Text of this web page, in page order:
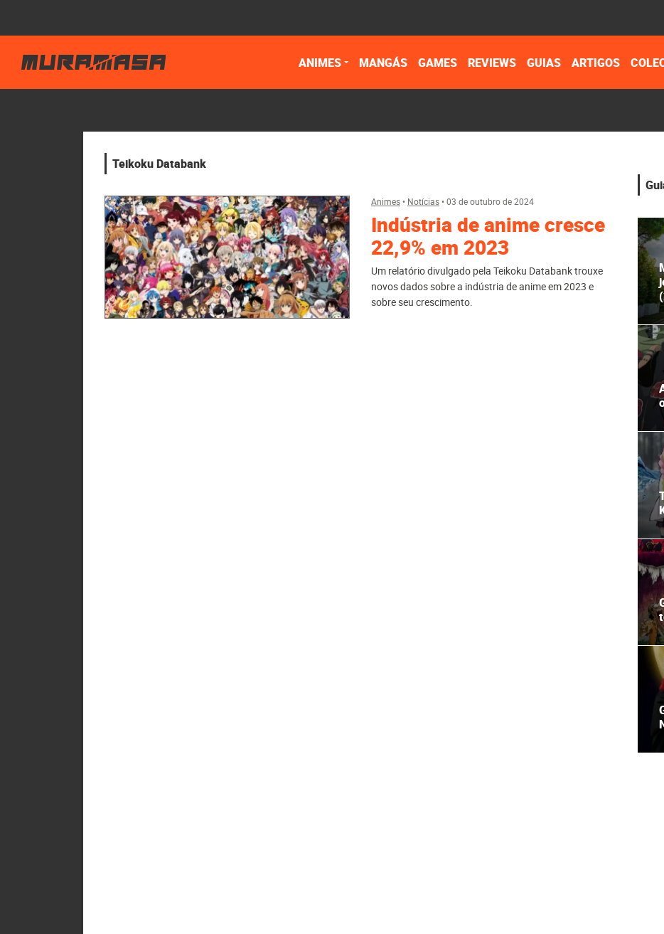
ANIMES MANGÁS GAMES REVIEWS GUIAS ARTIGOS
Teikoku Databank
Animes• Notícias•03 de outubro de 2024
Indústria de anime cresce
22,9% em 2023
Um relatório divulgado pela Teikoku Databank trouxe
novos dados sobre a indústria de anime em 2023 e
sobre seu crescimento.